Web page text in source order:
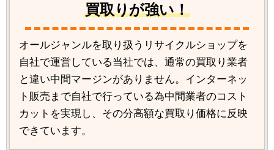
買取りが強い！
オールジャンルを取り扱うリサイクルショップを
自社で運営している当社では、通常の買取り業者
と違い中間マージンがありません。インターネッ
ト販売まで自社で行っている為中間業者のコスト
カットを実現し、その分高額な買取り価格に反映
できています。